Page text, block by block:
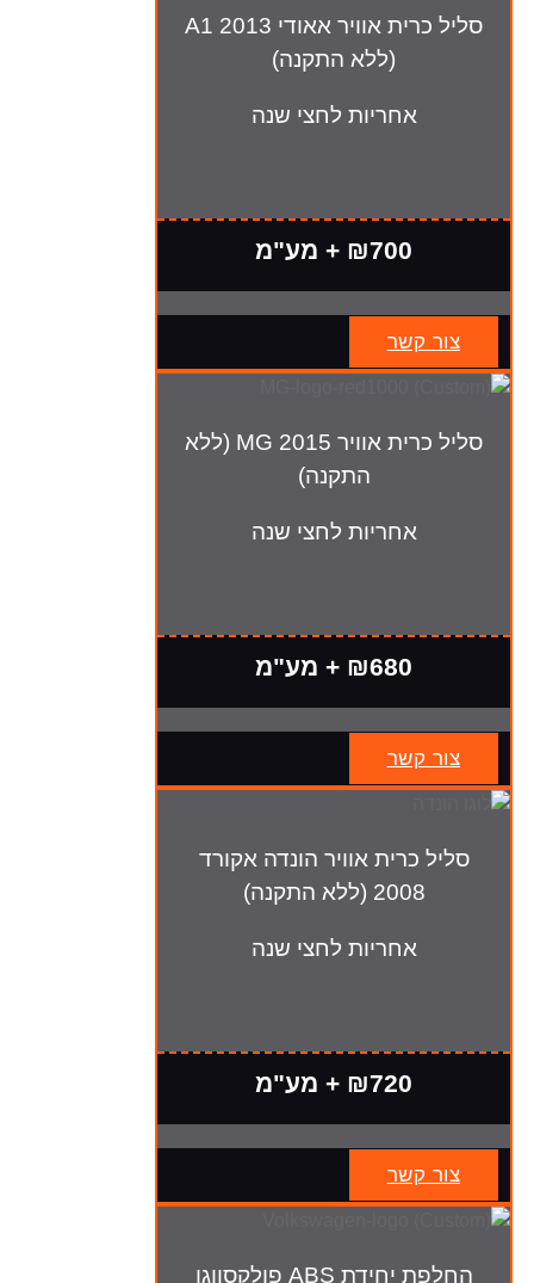
סליל כרית אוויר אאודי A1 2013
(ללא התקנה)
אחריות לחצי שנה
₪700 + מע"מ
צור קשר
סליל כרית אוויר MG 2015 (ללא
התקנה)
אחריות לחצי שנה
₪680 + מע"מ
צור קשר
סליל כרית אוויר הונדה אקורד
2008 (ללא התקנה)
אחריות לחצי שנה
₪720 + מע"מ
צור קשר
החלפת יחידת ABS פולקסווגן